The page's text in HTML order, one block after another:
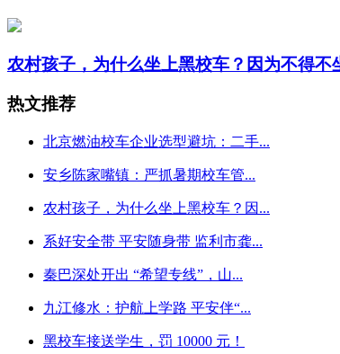
农村孩子，为什么坐上黑校车？因为不得不
热文推荐
北京燃油校车企业选型避坑：二手...
安乡陈家嘴镇：严抓暑期校车管...
农村孩子，为什么坐上黑校车？因...
系好安全带 平安随身带 监利市龚...
秦巴深处开出 “希望专线”，山...
九江修水：护航上学路 平安伴“...
黑校车接送学生，罚 10000 元！